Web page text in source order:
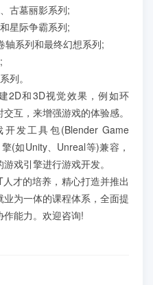
古墓丽影系列;
星际争霸系列;
系列和最终幻想系列;
列。
和3D视觉效果，例如环
互，来增强游戏的体验感。
发工具包(Blender Game
(如Unity、Unreal等)兼容，
戏引擎进行游戏开发。
才的培养，精心打造并推出
为一体的课程体系，全面提
能力。欢迎咨询!